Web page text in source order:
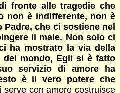
fronte alle tragedie che
non è indifferente, non è
che ci sostiene nel
il male. Non solo ci
ha mostrato la via della
del mondo, Egli si è fatto
servizio di amore ha
è il vero potere che
serve con amore costruisce